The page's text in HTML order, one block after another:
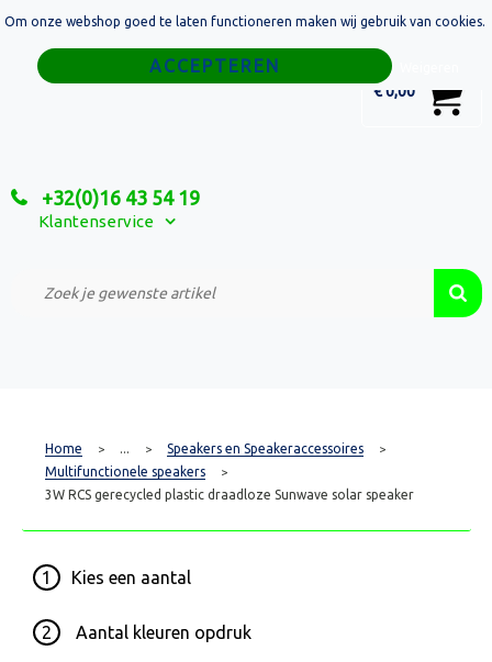
€ 0,00
+32(0)16 43 54 19
Klantenservice
Home
Relatiegeschenken
Custom Made Projecten
Home > ... > Speakers en Speakeraccessoires >
Multifunctionele speakers >
3W RCS gerecycled plastic draadloze Sunwave solar speaker
1 Kies een aantal
2 Aantal kleuren opdruk
Om onze webshop goed te laten functioneren maken wij gebruik van cookies.